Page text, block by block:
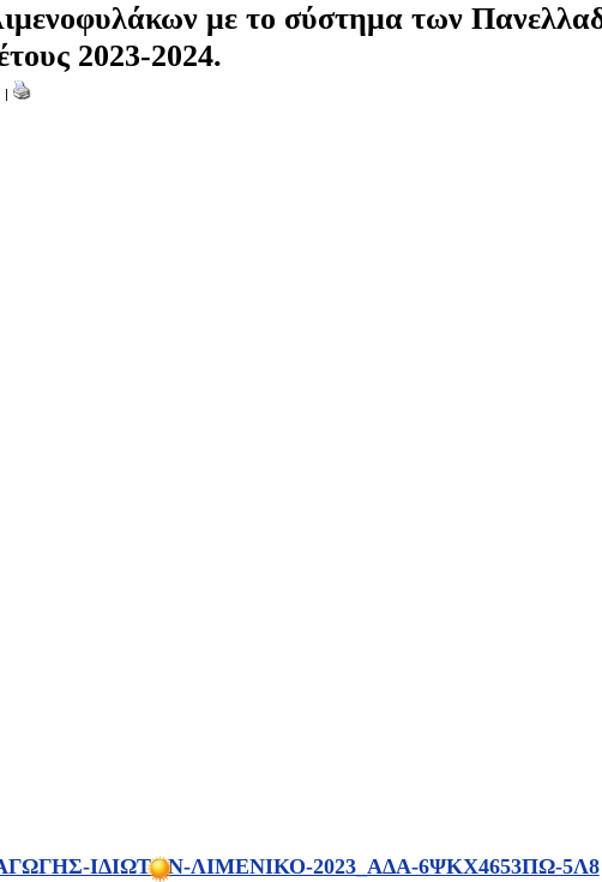
με το σύστημα των
2023-2024.
|
ΙΔΙΩΤΩΝ-ΛΙΜΕΝΙΚΟ-2023_ΑΔΑ-6ΨΚΧ4653ΠΩ-5Λ8